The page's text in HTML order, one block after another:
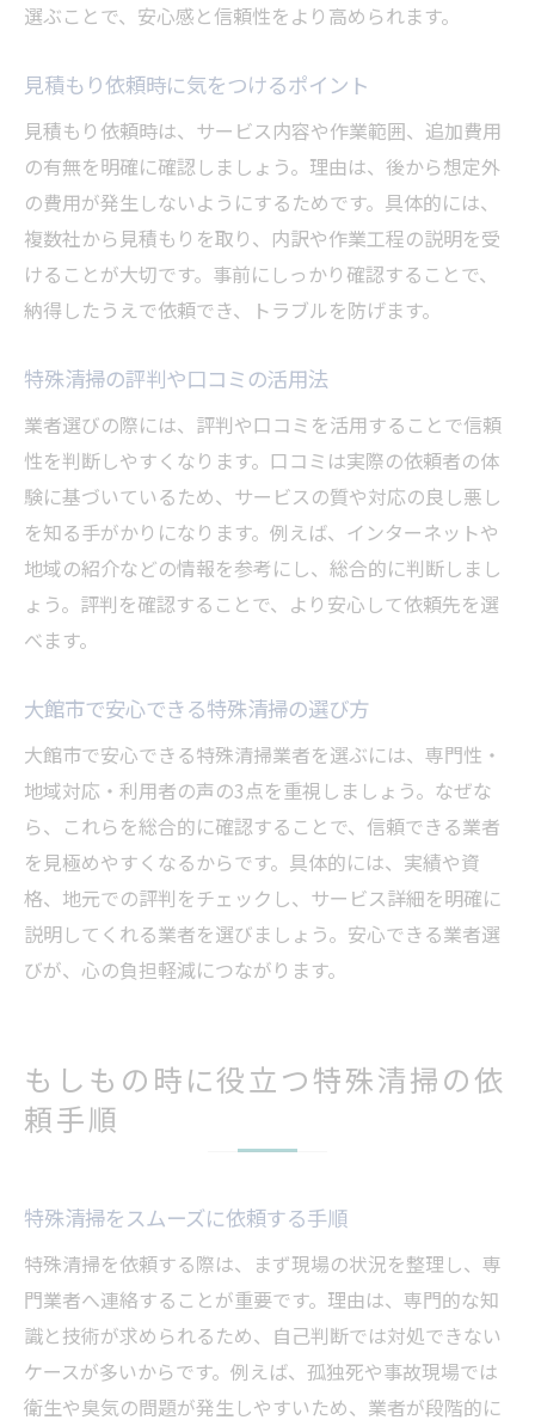
選ぶことで、安心感と信頼性をより高められます。
見積もり依頼時に気をつけるポイント
見積もり依頼時は、サービス内容や作業範囲、追加費用
の有無を明確に確認しましょう。理由は、後から想定外
の費用が発生しないようにするためです。具体的には、
複数社から見積もりを取り、内訳や作業工程の説明を受
けることが大切です。事前にしっかり確認することで、
納得したうえで依頼でき、トラブルを防げます。
特殊清掃の評判や口コミの活用法
業者選びの際には、評判や口コミを活用することで信頼
性を判断しやすくなります。口コミは実際の依頼者の体
験に基づいているため、サービスの質や対応の良し悪し
を知る手がかりになります。例えば、インターネットや
地域の紹介などの情報を参考にし、総合的に判断しまし
ょう。評判を確認することで、より安心して依頼先を選
べます。
大館市で安心できる特殊清掃の選び方
大館市で安心できる特殊清掃業者を選ぶには、専門性・
地域対応・利用者の声の3点を重視しましょう。なぜな
ら、これらを総合的に確認することで、信頼できる業者
を見極めやすくなるからです。具体的には、実績や資
格、地元での評判をチェックし、サービス詳細を明確に
説明してくれる業者を選びましょう。安心できる業者選
びが、心の負担軽減につながります。
もしもの時に役立つ特殊清掃の依
頼手順
特殊清掃をスムーズに依頼する手順
特殊清掃を依頼する際は、まず現場の状況を整理し、専
門業者へ連絡することが重要です。理由は、専門的な知
識と技術が求められるため、自己判断では対処できない
ケースが多いからです。例えば、孤独死や事故現場では
衛生や臭気の問題が発生しやすいため、業者が段階的に